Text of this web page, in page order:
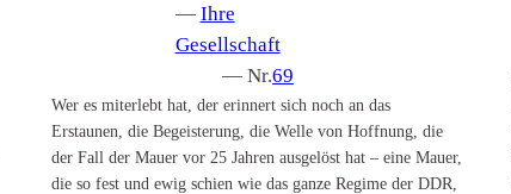
— Ihre
Gesellschaft
— Nr.69
Wer es miterlebt hat, der erinnert sich noch an das
Erstaunen, die Begeisterung, die Welle von Hoffnung, die
der Fall der Mauer vor 25 Jahren ausgelöst hat – eine Mauer,
die so fest und ewig schien wie das ganze Regime der DDR,